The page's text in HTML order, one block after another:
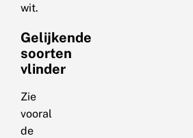
wit.
Gelijkende
soorten
vlinder
Zie
vooral
de